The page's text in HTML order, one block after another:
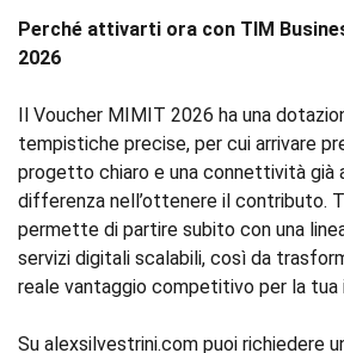
Perché attivarti ora con TIM
2026
Il Voucher MIMIT 2026 ha una
tempistiche precise, per cui arrivare
progetto chiaro e una connettività già
differenza nell’ottenere il contributo.
permette di partire subito con una
servizi digitali scalabili, così da
reale vantaggio competitivo per la tua
Su alexsilvestrini.com puoi richiedere